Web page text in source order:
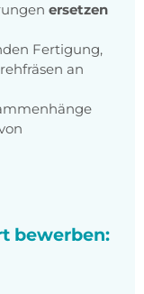
ersetzen
Fertigung,
an
bewerben: